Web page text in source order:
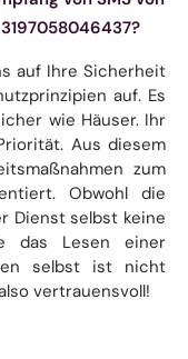
auf Ihre Sicherheit
auf. Es
wie Häuser. Ihr
Aus diesem
zum
Obwohl die
Dienst selbst keine
das Lesen einer
selbst ist nicht
vertrauensvoll!